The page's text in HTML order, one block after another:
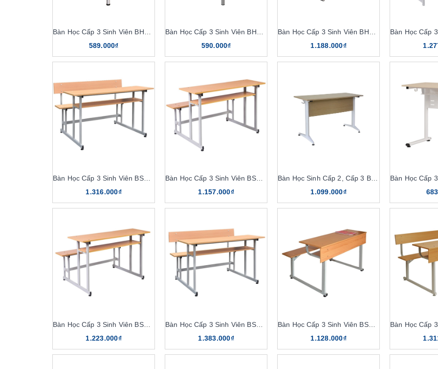
589.000₫
590.000₫
1.188.000₫
Bàn Học Cấp 3 Sinh Viên BSV102TR
1.316.000₫
Bàn Học Cấp 3 Sinh Viên BSV102R
1.157.000₫
Bàn Học Sinh Cấp 2, Cấp 3 BHS119
1.099.000₫
Bàn Học Cấp 3 Sinh Viên BSV102
1.223.000₫
Bàn Học Cấp 3 Sinh Viên BSV102T
1.383.000₫
Bàn Học Cấp 3 Sinh Viên BSV103
1.128.000₫